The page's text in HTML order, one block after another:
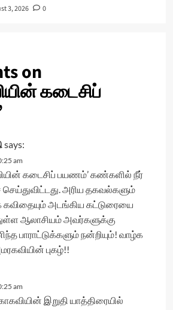
3, 2026 0
on
கடைசிப்
says:
am
கடைசிப் பயணம்’ கண்களில் நீர்
செய்துவிட்டது. அரிய தகவல்களும்
கவிதையும் அடங்கிய கட்டுரையை
ஆலாசியம் அவர்களுக்கு
பாராட்டுக்களும் நன்றியும்! வாழ்க
புகழ்!!
am
இறுதி யாத்திரையில்